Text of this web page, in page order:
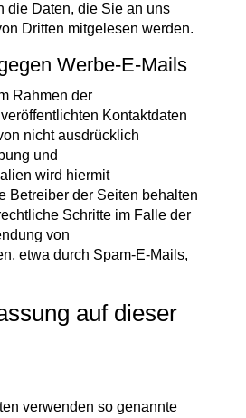
die Daten, die Sie an uns
Dritten mitgelesen werden.
Werbe-E-Mails
Rahmen der
Kontaktdaten
nicht ausdrücklich
und
wird hiermit
Betreiber der Seiten behalten
Schritte im Falle der
von
etwa durch Spam-E-Mails,
auf dieser
verwenden so genannte